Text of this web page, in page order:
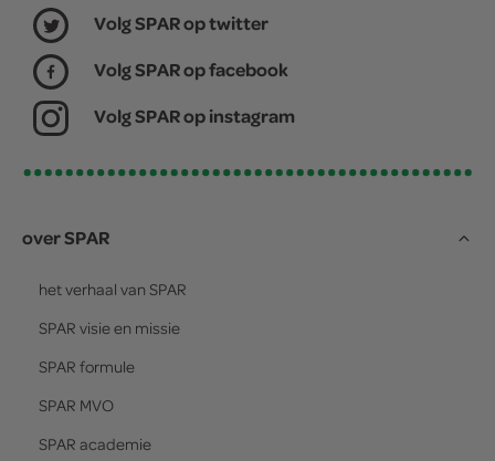
Volg SPAR op twitter
Volg SPAR op facebook
Volg SPAR op instagram
over SPAR
het verhaal van SPAR
SPAR visie en missie
SPAR formule
SPAR MVO
SPAR academie